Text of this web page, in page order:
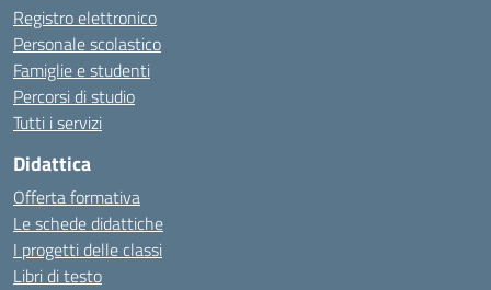
Registro elettronico
Personale scolastico
Famiglie e studenti
Percorsi di studio
Tutti i servizi
Didattica
Offerta formativa
Le schede didattiche
I progetti delle classi
Libri di testo